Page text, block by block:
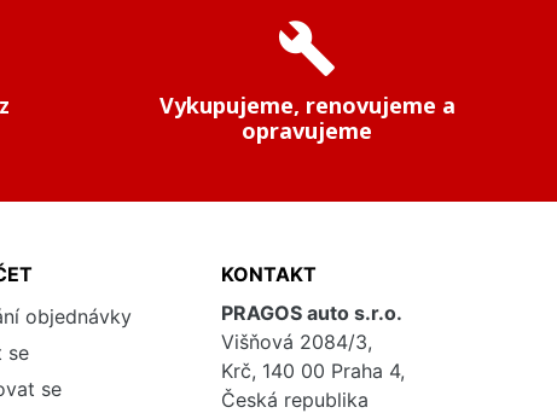
build
Vykupujeme, renovujeme a
opravujeme
objednávky
se
se
KONTAKT
PRAGOS auto s.r.o.
Višňová 2084/3,
Krč, 140 00 Praha 4,
Česká republika